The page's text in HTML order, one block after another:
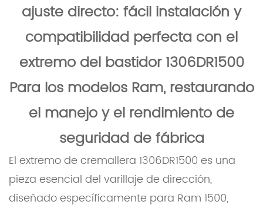
ajuste directo: fácil instalación y
compatibilidad perfecta con el
extremo del bastidor1306DR1500
Para los modelos Ram, restaurando
el manejo y el rendimiento de
seguridad de fábrica
El extremo de cremallera 1306DR1500 es una
pieza esencial del varillaje de dirección,
diseñado específicamente para Ram 1500,